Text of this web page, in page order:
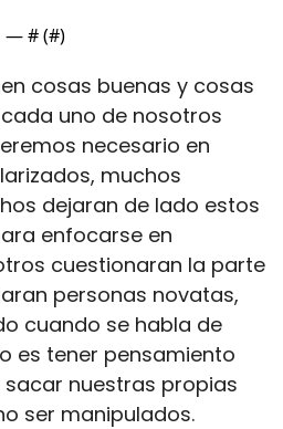
— # (#)
cosas buenas y cosas
uno de nosotros
necesario en
muchos
dejaran de lado estos
enfocarse en
cuestionaran la parte
personas novatas,
cuando se habla de
es tener pensamiento
nuestras propias
ser manipulados.